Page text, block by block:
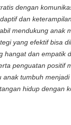
dengan
dan
mendukung anak
yang efektif bisa
hangat dan empatik
penguatan positif
tumbuh menjadi
hidup dengan